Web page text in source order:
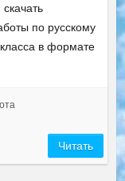
по русскому
в формате
Читать